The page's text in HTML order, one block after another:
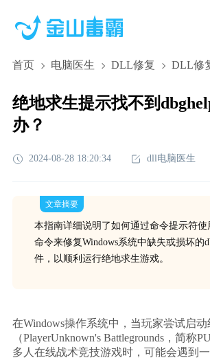
首页 电脑医生 DLL修复 DLL修
绝地求生提示找不到
办？
2024-08-28 18:20:34 dll电脑医生
文章摘要
本指南详细说明了如何通过命令提示符使
命令来修复Windows系统中缺失或损坏的
件，以顺利运行绝地求生游戏。
在Windows操作系统中，当玩家尝试启
（PlayerUnknown's Battlegrounds，简称
多人在线战术竞技游戏时，可能会遇到